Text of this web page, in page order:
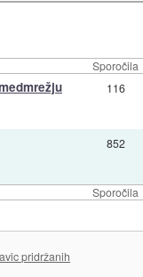
Sporočila
Sporočila
116
852
pridržanih